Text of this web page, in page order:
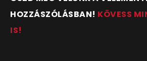
HOZZÁSZÓLÁSBAN! KÖVESS
IS!